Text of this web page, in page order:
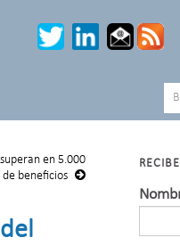
en 5.000
beneficios